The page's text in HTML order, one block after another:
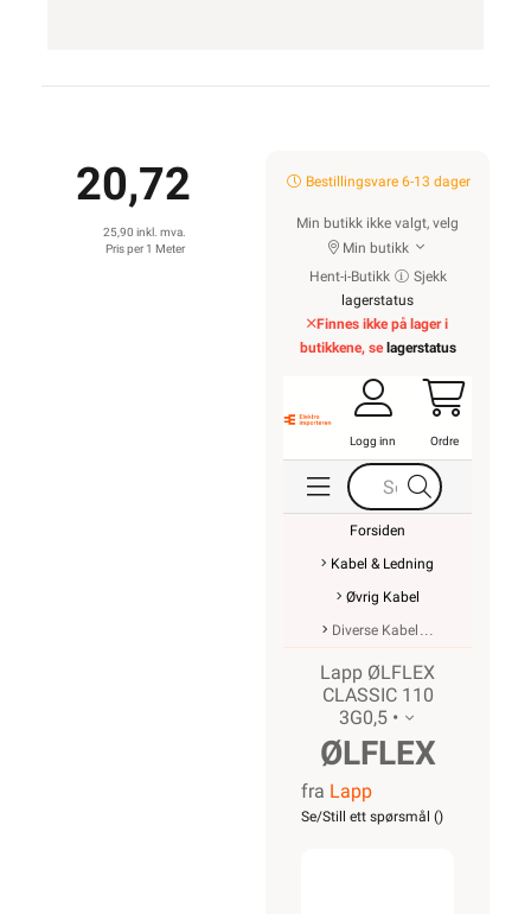
20,72
25,90 inkl. mva.
Pris per 1 Meter
Bestillingsvare 6-13 dager
Min butikk ikke valgt, velg
Min butikk
Hent-i-Butikk
Sjekk
lagerstatus
Finnes ikke på lager i
butikkene, se lagerstatus
Logg inn Ordre
Forsiden
Kabel & Ledning
Øvrig Kabel
Diverse Kabel
Lapp ØLFLEX
CLASSIC 110
3G0,5 •
ØLFLEX
CLASSIC
fra Lapp
Se/Still ett spørsmål ()